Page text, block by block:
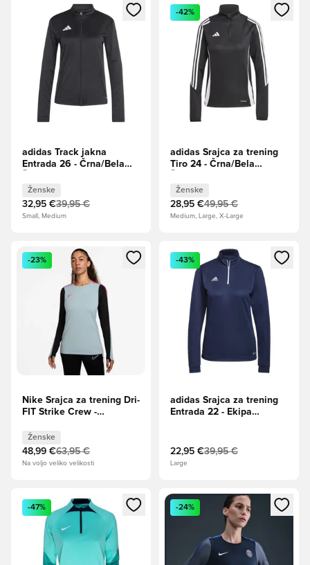
Odpre Modal za prijavo ali vpis kot član
adidas Track jakna
Entrada 26 - Črna/Bela
Ženske
32,95 €39,95 €
Small, Medium
Odpre Modal za prijavo ali
-42%
adidas Srajca za trening
Tiro 24 - Črna/Bela
Ženske
28,95 €49,95 €
Medium, Large, X-Large
Odpre Modal za prijavo ali vpis kot član
-23%
Nike Srajca za trening Dri-
FIT Strike Crew -
Črna/Hiper roza Ženske
Ženske
48,99 €63,95 €
Na voljo veliko velikosti
Odpre Modal za prijavo ali
-43%
adidas Srajca za trening
Entrada 22 - Ekipa
22,95 €39,95 €
Large
Odpre Modal za prijavo ali vpis kot član
-47%
Odpre Modal za prijavo ali
-24%